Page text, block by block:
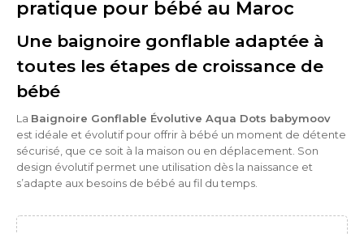
pratique pour bébé au Maroc
Une baignoire gonflable adaptée à
toutes les étapes de croissance de
bébé
La Baignoire Gonflable Évolutive Aqua Dots babymoov
est idéale et évolutif pour offrir à bébé un moment de détente
sécurisé, que ce soit à la maison ou en déplacement. Son
design évolutif permet une utilisation dès la naissance et
s’adapte aux besoins de bébé au fil du temps.